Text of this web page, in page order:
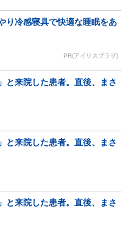
り冷感寝具で快適な睡眠をあ
PR(アイリスプラザ)
と来院した患者。直後、まさ
と来院した患者。直後、まさ
と来院した患者。直後、まさ